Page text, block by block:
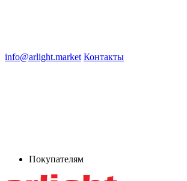
info@arlight.market Контакты
Покупателям